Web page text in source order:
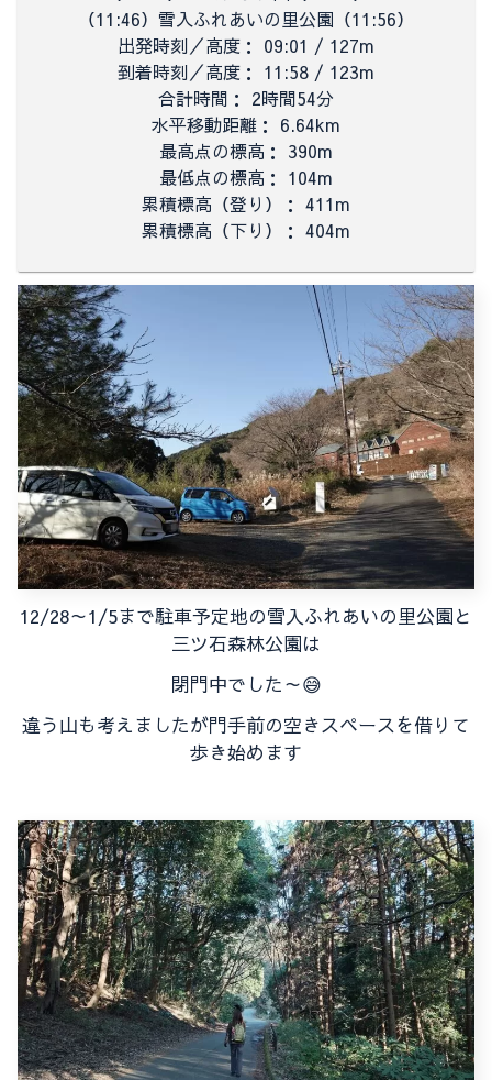
（11:46） 雪入ふれあいの里公園（11:56）
出発時刻／高度： 09:01 / 127m
到着時刻／高度： 11:58 / 123m
合計時間： 2時間54分
水平移動距離： 6.64km
最高点の標高： 390m
最低点の標高： 104m
累積標高（登り）： 411m
累積標高（下り）： 404m
12/28～1/5まで駐車予定地の雪入ふれあいの里公園と
三ツ石森林公園は
閉門中でした～😅
違う山も考えましたが門手前の空きスペースを借りて
歩き始めます